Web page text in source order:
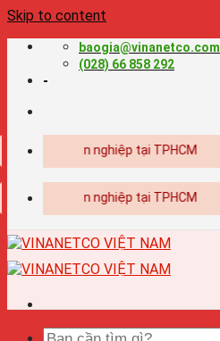
Skip to content
baogia@vinanetco.com
(028) 66 858 292
-
ấn chuyên nghiệp tại TPHCM
ấn chuyên nghiệp tại TPHCM